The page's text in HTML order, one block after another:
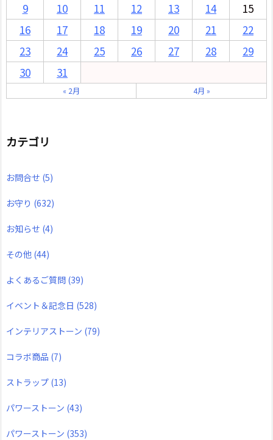
9
10 11 12 13 14
15
16
17 18 19 20 21
22
23
24 25 26 27 28
29
30
31
« 2月 4月 »
カテゴリ
お問合せ (5)
お守り (632)
お知らせ (4)
その他 (44)
よくあるご質問 (39)
イベント＆記念日 (528)
インテリアストーン (79)
コラボ商品 (7)
ストラップ (13)
パワーストーン (43)
パワーストーン (353)